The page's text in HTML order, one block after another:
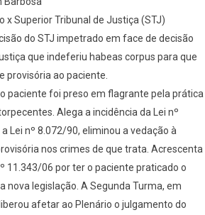
x Superior Tribunal de Justiça (STJ)
do STJ impetrado em face de decisão
que indeferiu habeas corpus para que
provisória ao paciente.
paciente foi preso em flagrante pela prática
Alega a incidência da Lei nº
Lei nº 8.072/90, eliminou a vedação à
nos crimes de que trata. Acrescenta
11.343/06 por ter o paciente praticado o
nova legislação. A Segunda Turma, em
afetar ao Plenário o julgamento do